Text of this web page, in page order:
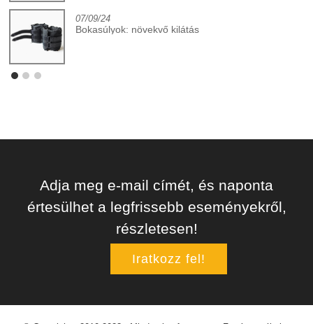
07/09/24
Bokasúlyok: növekvő kilátás
Adja meg e-mail címét, és naponta
értesülhet a legfrissebb eseményekről,
részletesen!
Iratkozz fel!